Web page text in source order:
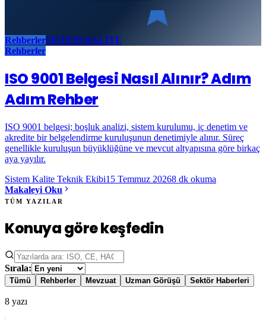
RehberlerSİSTEM KALİTE
Rehberler
ISO 9001 Belgesi Nasıl Alınır? Adım
Adım Rehber
ISO 9001 belgesi; boşluk analizi, sistem kurulumu, iç denetim ve
akredite bir belgelendirme kuruluşunun denetimiyle alınır. Süreç
genellikle kuruluşun büyüklüğüne ve mevcut altyapısına göre birkaç
aya yayılır.
Sistem Kalite Teknik Ekibi15 Temmuz 20268 dk okuma
Makaleyi Oku
TÜM YAZILAR
Konuya göre keşfedin
Sırala:
Tümü Rehberler Mevzuat Uzman Görüşü Sektör Haberleri
8 yazı